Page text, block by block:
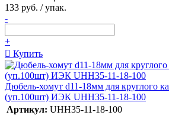
133 руб. / упак.
-
+
Купить
Дюбель-хомут d11-18мм для круглого
(уп.100шт) ИЭК UHH35-11-18-100
Артикул: UHH35-11-18-100